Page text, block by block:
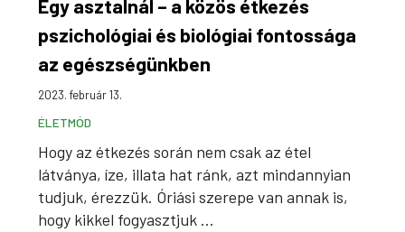
Egy asztalnál – a közös étkezés
pszichológiai és biológiai fontossága
az egészségünkben
2023. február 13.
ÉLETMÓD
Hogy az étkezés során nem csak az étel
látványa, íze, illata hat ránk, azt mindannyian
tudjuk, érezzük. Óriási szerepe van annak is,
hogy kikkel fogyasztjuk ...